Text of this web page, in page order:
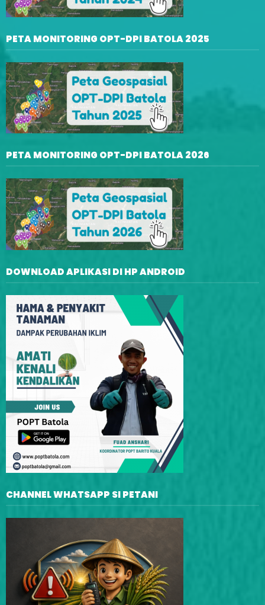
PETA MONITORING OPT-DPI BATOLA 2025
PETA MONITORING OPT-DPI BATOLA 2026
DOWNLOAD APLIKASI DI HP ANDROID
CHANNEL WHATSAPP SI PETANI